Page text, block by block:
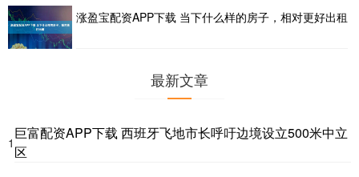
涨盈宝配资APP下载 当下什么样的房子，相对更好出租
最新文章
1
巨富配资APP下载 西班牙飞地市长呼吁边境设立500米中立
区